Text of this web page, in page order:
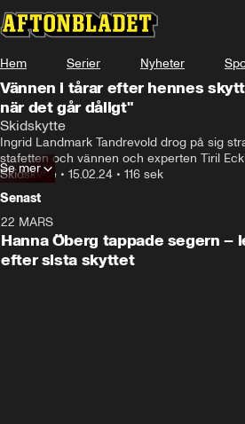
Hem Serier Nyheter
Vännen i tårar efter hennes
när det går dåligt"
Skidskytte
Ingrid Landmark Tandrevold drog på sig
stafetten och vännen och experten Tiril
TV2 efter skyttet. Hör Landmark Tandrevold
Skidskytte • 15.02.24 • 116 sek
Se mer
Senast
22 MARS
Hanna Öberg tappade segern –
efter sista skyttet